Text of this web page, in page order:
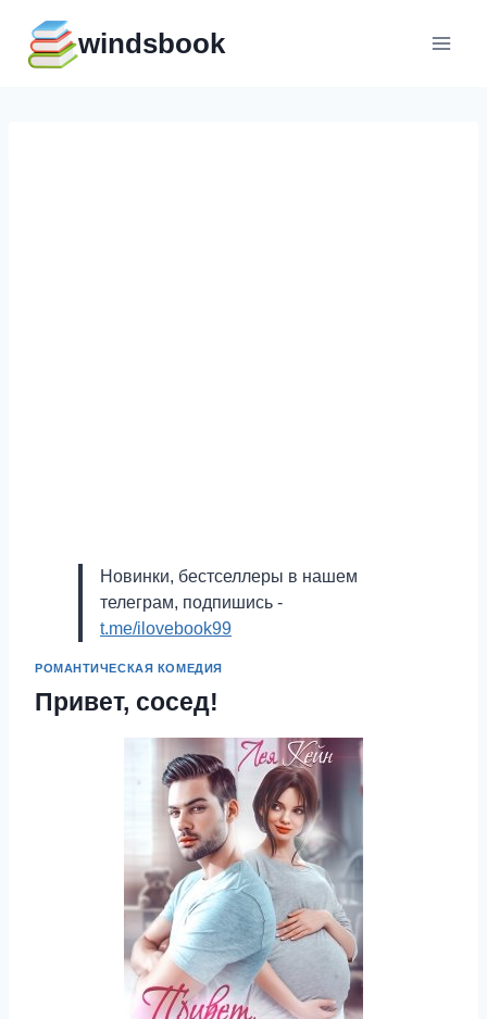
содержимому
windsbook
Новинки, бестселлеры в нашем
телеграм, подпишись -
t.me/ilovebook99
РОМАНТИЧЕСКАЯ КОМЕДИЯ
Привет, сосед!